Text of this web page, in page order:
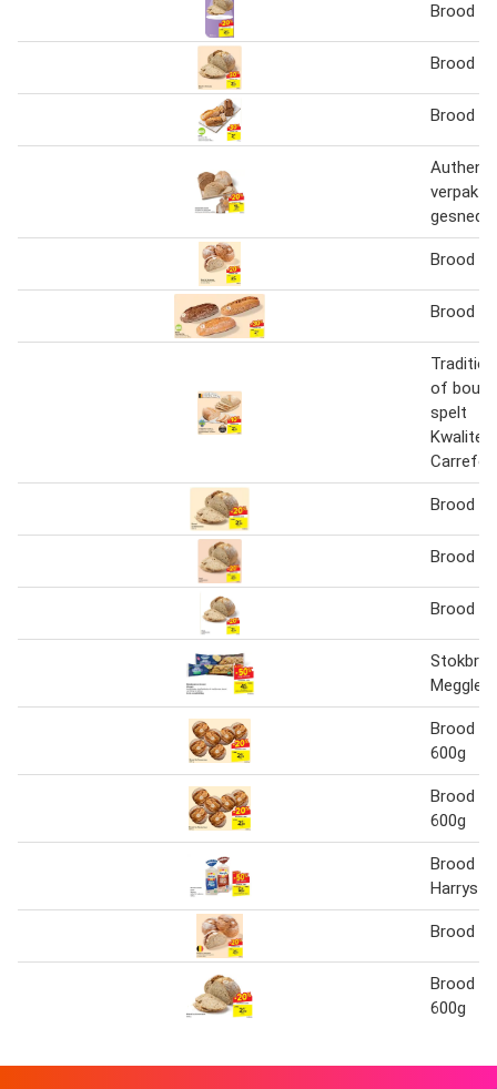
Brood
Brood
Brood
verpakt
Brood
Brood
of
spelt
Brood
Brood
Brood
Meggle
Brood
600g
Brood
600g
Brood
Harrys
Brood
Brood
600g